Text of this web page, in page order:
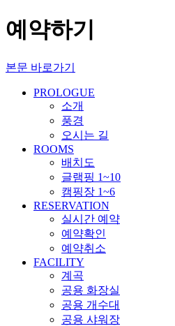
예약하기
본문 바로가기
PROLOGUE
소개
풍경
오시는 길
ROOMS
배치도
글램핑 1~10
캠핑장 1~6
RESERVATION
실시간 예약
예약확인
예약취소
FACILITY
계곡
공용 화장실
공용 개수대
공용 샤워장